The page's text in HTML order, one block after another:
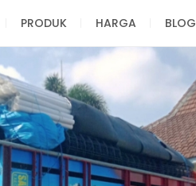
PRODUK HARGA BLOG